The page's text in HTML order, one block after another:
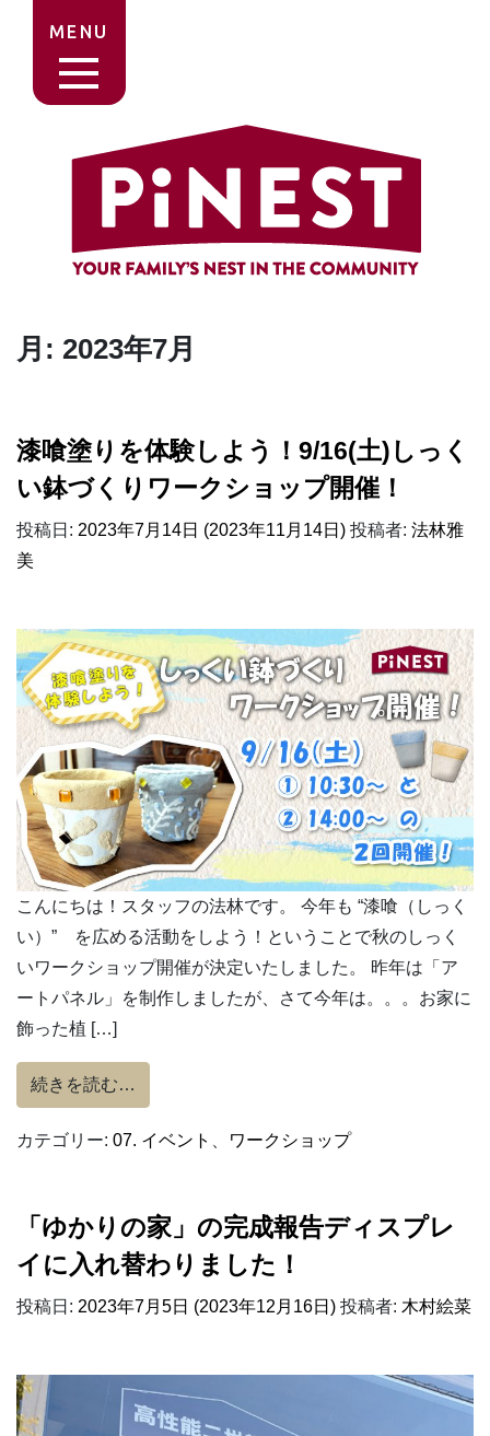
MENU
月: 2023年7月
漆喰塗りを体験しよう！9/16(土)しっく
い鉢づくりワークショップ開催！
投稿日: 2023年7月14日 (2023年11月14日) 投稿者: 法林雅
美
こんにちは！スタッフの法林です。 今年も “漆喰（しっく
い）” を広める活動をしよう！ということで秋のしっく
いワークショップ開催が決定いたしました。 昨年は「ア
ートパネル」を制作しましたが、さて今年は。。。お家に
飾った植 […]
続きを読む…
カテゴリー: 07. イベント ワークショップ
「ゆかりの家」の完成報告ディスプレ
イに入れ替わりました！
投稿日: 2023年7月5日 (2023年12月16日) 投稿者: 木村絵菜